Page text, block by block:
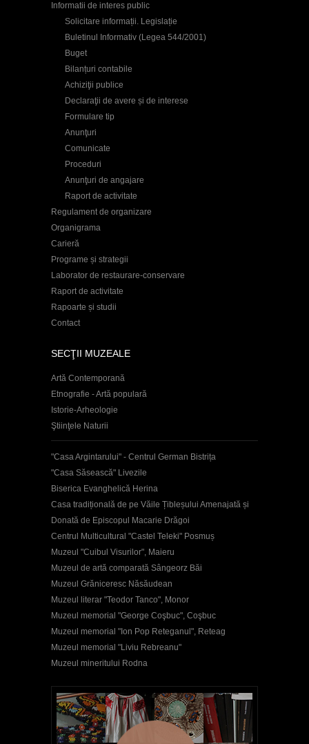
Informatii de interes public
Solicitare informații. Legislație
Buletinul Informativ (Legea 544/2001)
Buget
Bilanțuri contabile
Achiziţii publice
Declaraţii de avere și de interese
Formulare tip
Anunţuri
Comunicate
Proceduri
Anunţuri de angajare
Raport de activitate
Regulament de organizare
Organigrama
Carieră
Programe și strategii
Laborator de restaurare-conservare
Raport de activitate
Rapoarte și studii
Contact
SECŢII MUZEALE
Artă Contemporană
Etnografie - Artă populară
Istorie-Arheologie
Ştiinţele Naturii
"Casa Argintarului" - Centrul German Bistrița
"Casa Săsească" Livezile
Biserica Evanghelică Herina
Casa tradițională de pe Văile Țibleșului Amenajată și
Donată de Episcopul Macarie Drăgoi
Centrul Multicultural "Castel Teleki" Posmuș
Muzeul "Cuibul Visurilor", Maieru
Muzeul de artă comparată Sângeorz Băi
Muzeul Grăniceresc Năsăudean
Muzeul literar "Teodor Tanco", Monor
Muzeul memorial "George Coşbuc", Coşbuc
Muzeul memorial "Ion Pop Reteganul", Reteag
Muzeul memorial "Liviu Rebreanu"
Muzeul mineritului Rodna